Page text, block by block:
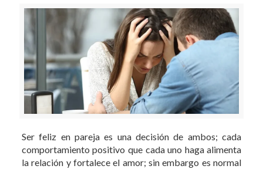
Ser feliz en pareja es una decisión de ambos; cada
comportamiento positivo que cada uno haga alimenta
la relación y fortalece el amor; sin embargo es normal